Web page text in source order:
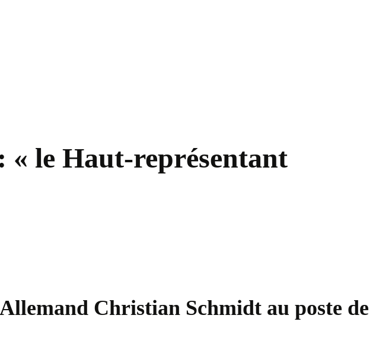
« le Haut-représentant
Christian Schmidt au poste de